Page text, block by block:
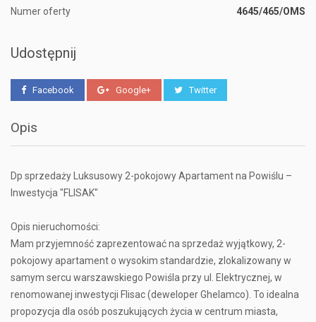
Numer oferty 4645/465/OMS
Udostępnij
Facebook Google+ Twitter
Opis
Dp sprzedaży Luksusowy 2-pokojowy Apartament na Powiślu –
Inwestycja "FLISAK"
Opis nieruchomości:
Mam przyjemność zaprezentować na sprzedaż wyjątkowy, 2-
pokojowy apartament o wysokim standardzie, zlokalizowany w
samym sercu warszawskiego Powiśla przy ul. Elektrycznej, w
renomowanej inwestycji Flisac (deweloper Ghelamco). To idealna
propozycja dla osób poszukujących życia w centrum miasta,